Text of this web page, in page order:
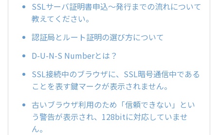
SSLサーバ証明書申込～発行までの流れについて
教えてください。
認証局とルート証明の選び方について
D-U-N-S Numberとは？
SSL接続中のブラウザに、SSL暗号通信中である
ことを表す鍵マークが表示されません。
古いブラウザ利用のため「信頼できない」とい
う警告が表示され、128bitに対応していませ
ん。